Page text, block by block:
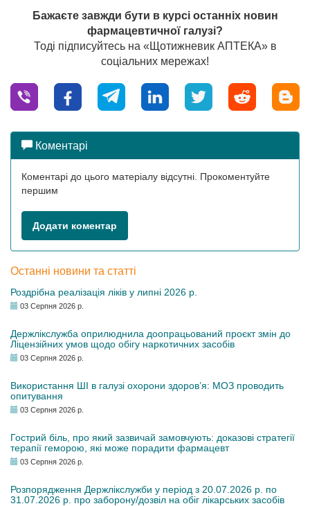
Бажаєте завжди бути в курсі останніх новин
фармацевтичної галузі?
Тоді підписуйтесь на «Щотижневик АПТЕКА» в
соціальних мережах!
Коментарі
Коментарі до цього матеріалу відсутні. Прокоментуйте
першим
Додати коментар
Останні новини та статті
Роздрібна реалізація ліків у липні 2026 р.
03 Серпня 2026 р.
Держлікслужба оприлюднила доопрацьований проєкт змін до
Ліцензійних умов щодо обігу наркотичних засобів
03 Серпня 2026 р.
Використання ШІ в галузі охорони здоров’я: МОЗ проводить
опитування
03 Серпня 2026 р.
Гострий біль, про який зазвичай замовчують: доказові стратегії
терапії геморою, які може порадити фармацевт
03 Серпня 2026 р.
Розпорядження Держлікслужби у період з 20.07.2026 р. по
31.07.2026 р. про заборону/дозвіл на обіг лікарських засобів